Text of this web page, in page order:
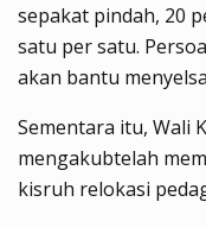
sepakat pindah, 20
satu per satu.
akan bantu
Sementara itu, Wali
mengakubtelah
kisruh relokasi